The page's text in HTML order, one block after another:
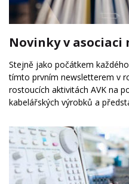
Novinky v asociaci
Stejně jako počátkem
tímto prvním newsletterem v
rostoucích aktivitách AVK na
kabelářských výrobků a